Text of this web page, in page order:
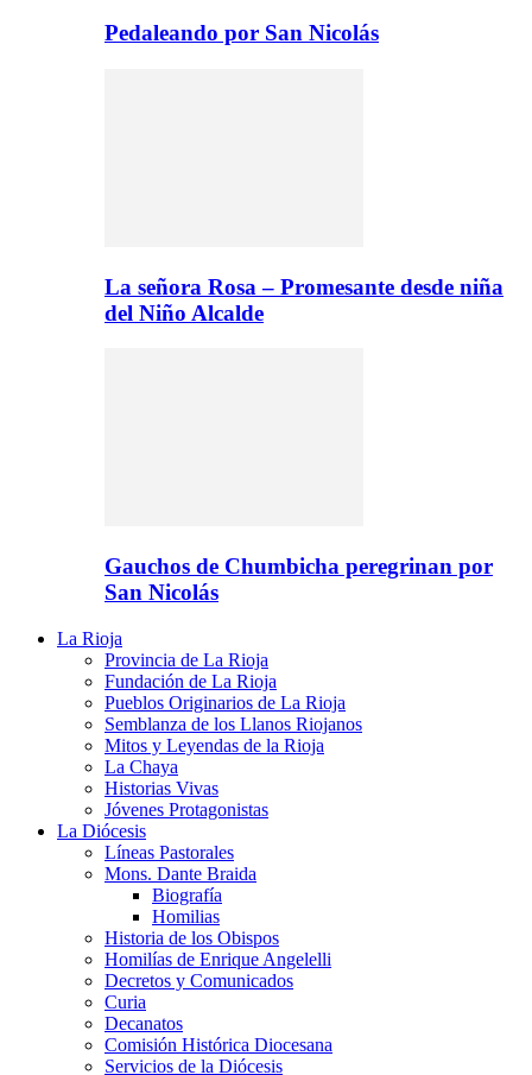
Pedaleando por San Nicolás
La señora Rosa – Promesante desde niña
del Niño Alcalde
Gauchos de Chumbicha peregrinan por
San Nicolás
La Rioja
Provincia de La Rioja
Fundación de La Rioja
Pueblos Originarios de La Rioja
Semblanza de los Llanos Riojanos
Mitos y Leyendas de la Rioja
La Chaya
Historias Vivas
Jóvenes Protagonistas
La Diócesis
Líneas Pastorales
Mons. Dante Braida
Biografía
Homilias
Historia de los Obispos
Homilías de Enrique Angelelli
Decretos y Comunicados
Curia
Decanatos
Comisión Histórica Diocesana
Servicios de la Diócesis